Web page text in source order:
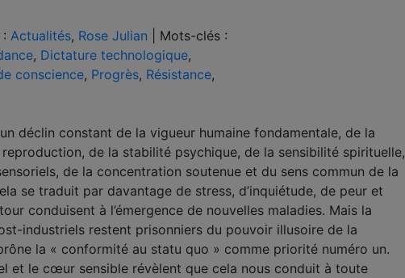
Actualités, Rose Julian
Mots-clés :
, Dictature technologique,
conscience, Progrès, Résistance,
déclin constant de la vigueur humaine fondamentale, de la
de la stabilité psychique, de la sensibilité spirituelle,
de la concentration soutenue et du sens commun de la
se traduit par davantage de stress, d’inquiétude, de peur et
conduisent à l’émergence de nouvelles maladies. Mais la
industriels restent prisonniers du pouvoir illusoire de la
la « conformité au statu quo » comme priorité numéro un.
et le cœur sensible révèlent que cela nous conduit à toute